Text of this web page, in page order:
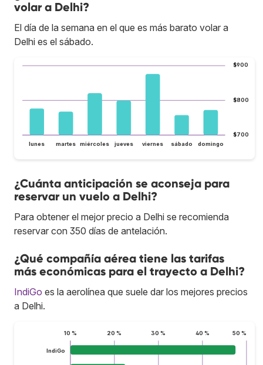
volar a Delhi?
El día de la semana en el que es más barato volar a
Delhi es el sábado.
$700
$800
$900
lunes martes miércoles jueves viernes sábado domingo
¿Cuánta anticipación se aconseja para
reservar un vuelo a Delhi?
Para obtener el mejor precio a Delhi se recomienda
reservar con 350 días de antelación.
¿Qué compañía aérea tiene las tarifas
más económicas para el trayecto a Delhi?
IndiGo es la aerolínea que suele dar los mejores precios
a Delhi.
10 % 20 % 30 % 40 % 50 %
IndiGo